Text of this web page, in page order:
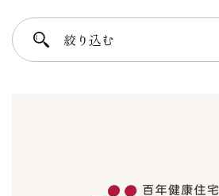
絞り込む
加田 奈美：子育てママのデザイ